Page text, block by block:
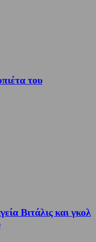
του
Βιτάλις και γκολ